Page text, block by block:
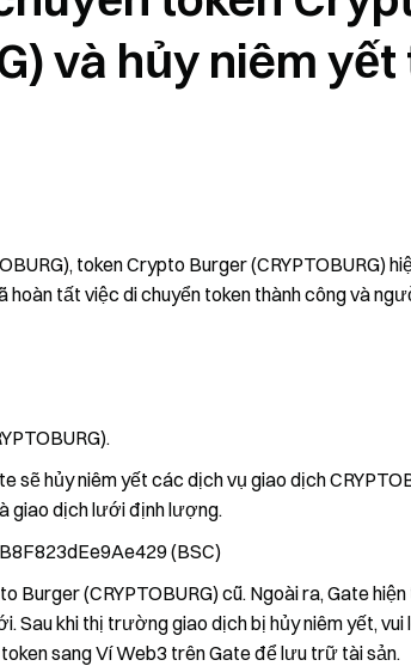
và hủy niêm yết
token Crypto Burger (CRYPTOBURG)
hoàn tất việc di chuyển token thành công và
sẽ hủy niêm yết các dịch vụ giao dịch
giao dịch lưới định lượng.
(BSC)
Burger (CRYPTOBURG) cũ. Ngoài ra, Gate
Sau khi thị trường giao dịch bị hủy niêm yết, vui
sang Ví Web3 trên Gate để lưu trữ tài sản.